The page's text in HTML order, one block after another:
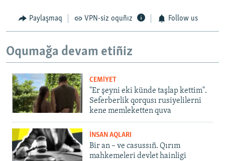
Paylaşmaq VPN-siz oquñız Follow us
Oqumağa devam etiñiz
CEMİYET
"Er şeyni eki künde taşlap kettim".
Seferberlik qorqusı rusiyelilerni
kene memleketten quva
İNSAN AQLARI
Bir an – ve casussıñ. Qırım
mahkemeleri devlet hainligi